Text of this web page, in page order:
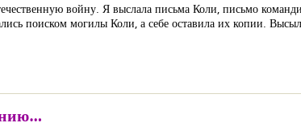
войну. Я выслала письма Коли, письмо
поиском могилы Коли, а себе оставила их копии.